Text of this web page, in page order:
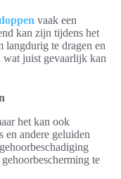
vaak een
kan zijn tijdens het
langdurig te dragen en
juist gevaarlijk kan
het kan ook
andere geluiden
te